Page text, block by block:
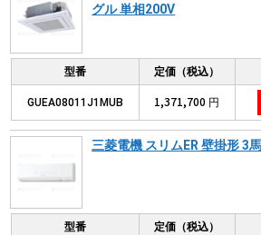
グル 単相200V
型番 定価（税込）
GUEA08011J1MUB 1,371,700 円
三菱電機 スリムER 壁掛形 3
型番 定価（税込）